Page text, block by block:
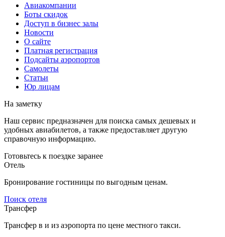
Авиакомпании
Боты скидок
Доступ в бизнес залы
Новости
О сайте
Платная регистрация
Подсайты аэропортов
Самолеты
Статьи
Юр лицам
На заметку
Наш сервис предназначен для поиска самых дешевых и
удобных авиабилетов, а также предоставляет другую
справочную информацию.
Готовьтесь к поездке заранее
Отель
Бронирование гостиницы по выгодным ценам.
Поиск отеля
Трансфер
Трансфер в и из аэропорта по цене местного такси.